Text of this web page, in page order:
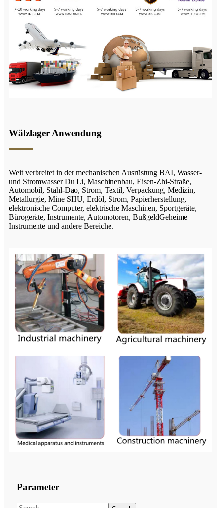
Wälzlager Anwendung
Weit verbreitet in der mechanischen Ausrüstung BAI, Wasser-
und Stromwasser Du Li, Maschinenbau, Eisen-Zhi-Straße,
Automobil, Stahl-Dao, Strom, Textil, Verpackung, Medizin,
Metallurgie, Mine SHU, Erdöl, Strom, Papierherstellung,
elektronische Computer, elektrische Maschinen, Sportgeräte,
Bürogeräte, Instrumente, Automotoren, BußgeldGeheime
Instrumente und andere Bereiche.
Parameter